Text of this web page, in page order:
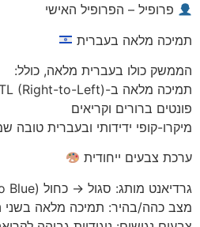
פרופיל – הפרופיל האישי
תמיכה מלאה בעברית
הממשק כולו בעברית מלאה, כולל:
תמיכה מלאה ב-RTL (Right-to-Left)
פונטים ברורים וקריאים
מיקרו-קופי ידידותי ובעברית טובה
ערכת צבעים ייחודית
גרדיאנט מותג: סגול → כחול (Purple to Blue)
מצב כהה/בהיר: תמיכה מלאה בשני